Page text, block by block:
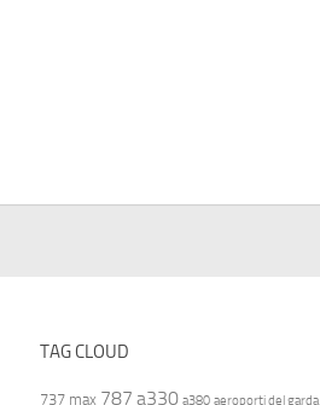
TAG CLOUD
737 max 787 a330 a380 aeroporti del garda